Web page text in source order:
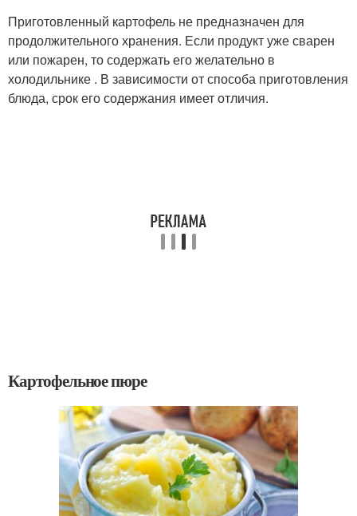
Приготовленный картофель не предназначен для
продолжительного хранения. Если продукт уже сварен
или пожарен, то содержать его желательно в
холодильнике . В зависимости от способа приготовления
блюда, срок его содержания имеет отличия.
Картофельное пюре